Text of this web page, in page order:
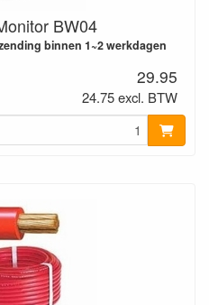
BW04
binnen 1~2 werkdagen
29.95
24.75 excl. BTW